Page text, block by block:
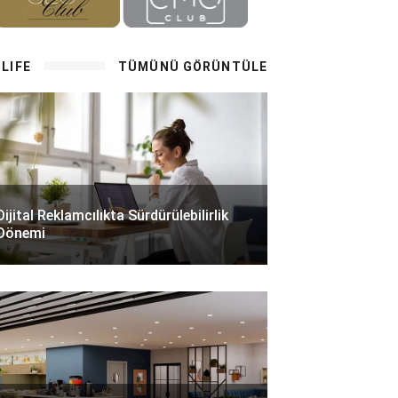
TÜMÜNÜ GÖRÜNTÜLE
Reklamcılıkta Sürdürülebilirlik